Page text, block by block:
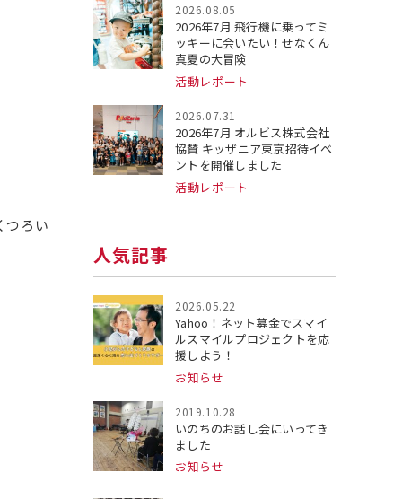
つろい
2026.08.05
2026年7月 飛行機に乗ってミ
ッキーに会いたい！せなくん
真夏の大冒険
活動レポート
2026.07.31
2026年7月 オルビス株式会社
協賛 キッザニア東京招待イベ
ントを開催しました
活動レポート
人気記事
2026.05.22
Yahoo！ネット募金でスマイ
ルスマイルプロジェクトを応
援しよう！
お知らせ
2019.10.28
いのちのお話し会にいってき
ました
お知らせ